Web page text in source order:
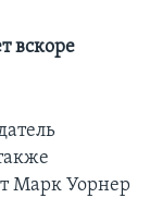
вскоре
Марк Уорнер